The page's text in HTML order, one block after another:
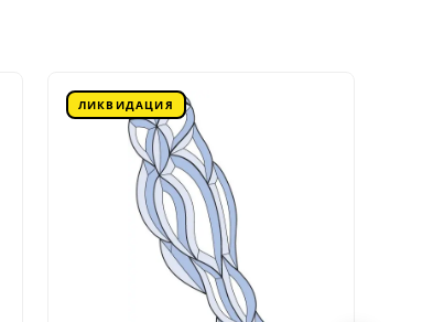
ЛИКВИДАЦИЯ